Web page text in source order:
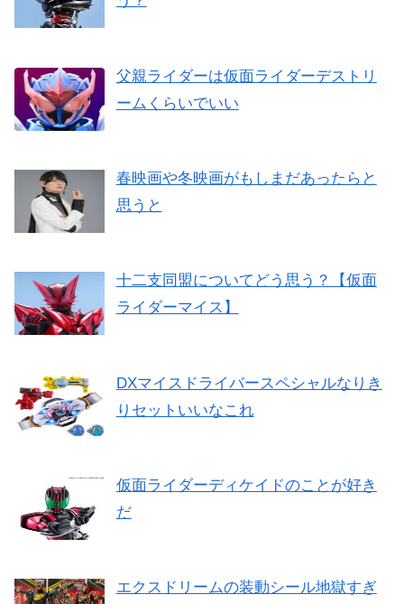
父親ライダーは仮面ライダーデストリ
ームくらいでいい
春映画や冬映画がもしまだあったらと
思うと
十二支同盟についてどう思う？【仮面
ライダーマイス】
DXマイスドライバースペシャルなりき
りセットいいなこれ
仮面ライダーディケイドのことが好き
だ
エクスドリームの装動シール地獄すぎ